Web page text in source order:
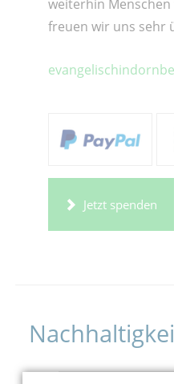
weiterhin
freuen wir uns sehr
Jetzt spenden